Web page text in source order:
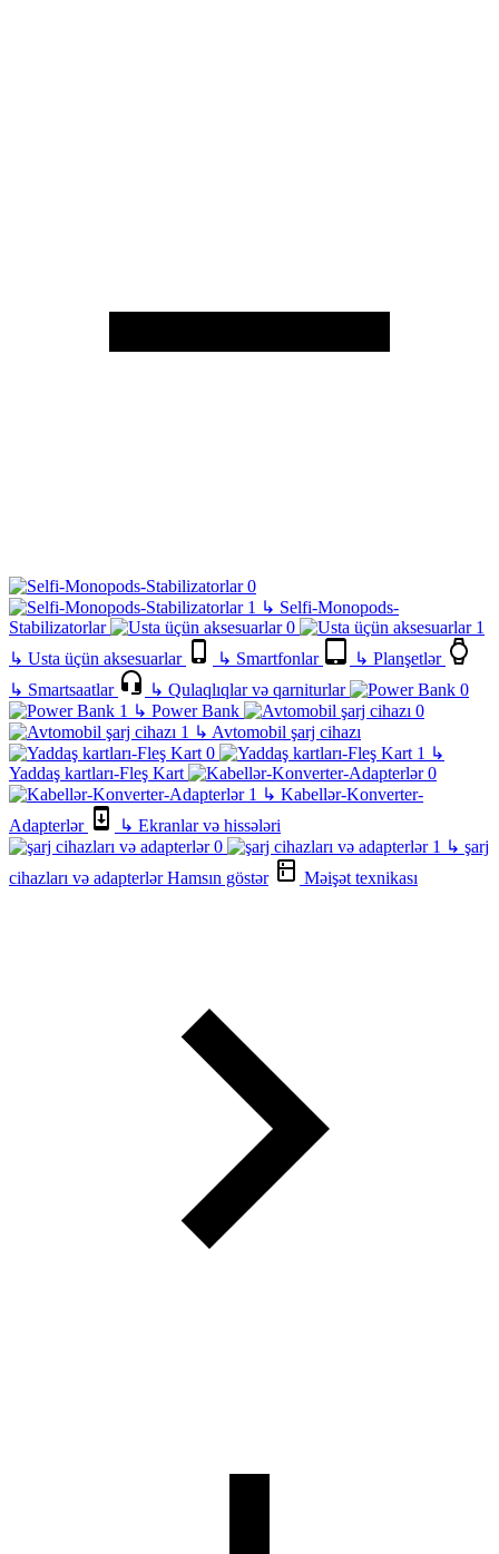
↳ Selfi-Monopods-
Stabilizatorlar
↳ Usta üçün aksesuarlar ↳ Smartfonlar ↳ Planşetlər
↳ Smartsaatlar ↳ Qulaqlıqlar və qarniturlar
↳ Power Bank
↳ Avtomobil şarj cihazı
↳
Yaddaş kartları-Fleş Kart
↳ Kabellər-Konverter-
Adapterlər
↳ Ekranlar və hissələri
↳ şarj
cihazları və adapterlərHamsın göstər Məişət texnikası